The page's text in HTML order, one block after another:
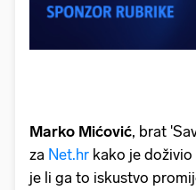
Marko Mićović, brat
za Net.hr kako je
je li ga to iskustvo